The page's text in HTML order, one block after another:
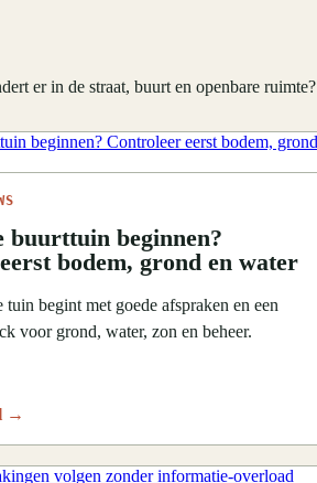
er in de straat, buurt en openbare ruimte?
buurttuin beginnen?
bodem, grond en water
tuin begint met goede afspraken en een
voor grond, water, zon en beheer.
→